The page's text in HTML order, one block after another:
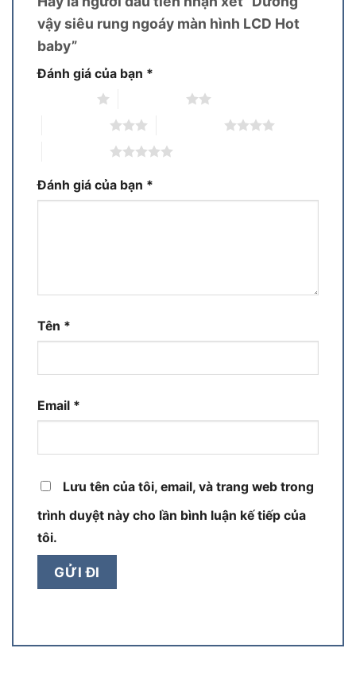
vậy siêu rung ngoáy màn hình LCD Hot
baby”
Đánh giá của bạn *
Đánh giá của bạn *
Tên *
Email *
Lưu tên của tôi, email, và trang web trong
trình duyệt này cho lần bình luận kế tiếp của
tôi.